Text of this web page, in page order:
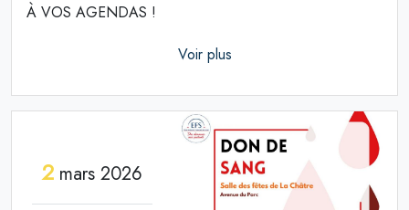
À VOS AGENDAS !
Voir plus
2mars 2026